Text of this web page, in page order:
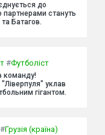
до
партнерами стануть
Батагов.
#Футболіст
команду!
уклав
гігантом.
#Грузія (країна)